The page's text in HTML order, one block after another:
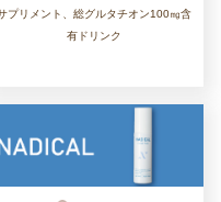
プリメント、総グルタチオン100㎎含
有ドリンク